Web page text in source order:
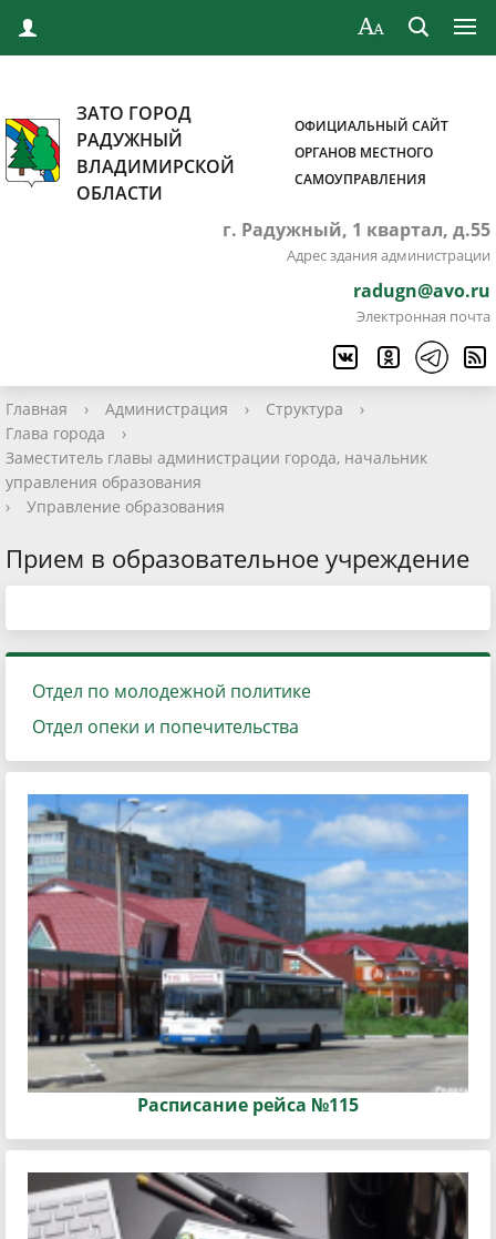
ЗАТО ГОРОД
РАДУЖНЫЙ
ВЛАДИМИРСКОЙ
ОБЛАСТИ
ОФИЦИАЛЬНЫЙ САЙТ
ОРГАНОВ МЕСТНОГО
САМОУПРАВЛЕНИЯ
г. Радужный, 1 квартал, д.55
Адрес здания администрации
radugn@avo.ru
Электронная почта
Главная › Администрация › Структура
›
Глава города
›
Заместитель главы администрации города, начальник
управления образования
›
Управление образования
Прием в образовательное учреждение
Отдел по молодежной политике
Отдел опеки и попечительства
Расписание рейса №115